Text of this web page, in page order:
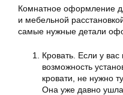
Комнатное оформление
и мебельной
самые нужные детали
Кровать. Если у вас
возможность
кровати, не нужно
Она уже давно